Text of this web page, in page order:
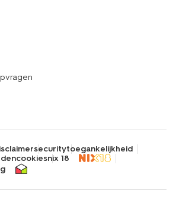
securitytoegankelijkheid
cookiesnix 18